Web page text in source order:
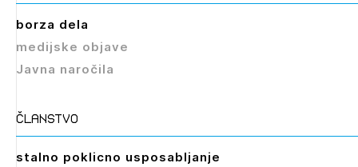
borza dela
medijske objave
Javna naročila
članstvo
stalno poklicno usposabljanje